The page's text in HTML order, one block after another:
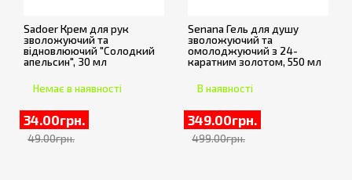
Sadoer Крем для рук
зволожуючий та
відновлюючий "Солодкий
апельсин", 30 мл
Немає в наявності
34.00грн.
49.00грн.
Senana Гель для душу
зволожуючий та
омолоджуючий з 24-
каратним золотом, 550 мл
В наявності
349.00грн.
499.00грн.